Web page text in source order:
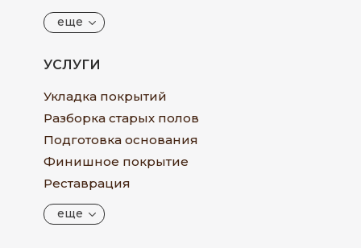
еще
УСЛУГИ
Укладка покрытий
Разборка старых полов
Подготовка основания
Финишное покрытие
Реставрация
еще